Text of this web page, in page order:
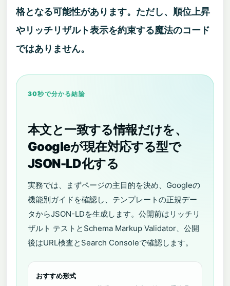
格となる可能性があります。ただし、順位上昇
やリッチリザルト表示を約束する魔法のコード
ではありません。
30秒で分かる結論
本文と一致する情報だけを、
Googleが現在対応する型で
JSON-LD化する
実務では、まずページの主目的を決め、Googleの
機能別ガイドを確認し、テンプレートの正規デー
タからJSON-LDを生成します。公開前はリッチリ
ザルト テストとSchema Markup Validator、公開
後はURL検査とSearch Consoleで確認します。
おすすめ形式